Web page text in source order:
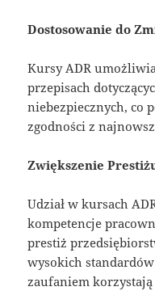
Dostosowanie do
Kursy ADR
przepisach
niebezpiecznych, co
zgodności z
Zwiększenie
Udział w kursach
kompetencje
prestiż
wysokich
zaufaniem